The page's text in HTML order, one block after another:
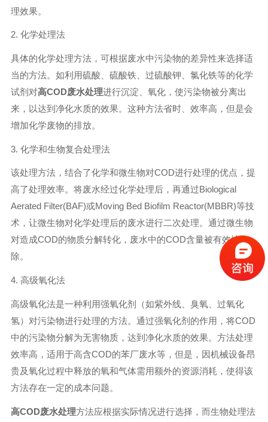
理效果。
2. 化学处理法
具体的化学处理方法，可根据废水中污染物的差异性来选择适
当的方法。如利用硫酸、硫酸铁、过硫酸钾、氯化铁等的化学
试剂对高COD废水处理进行沉淀、氧化，使污染物被分离出
来，以达到净化水质的效果。这种方法省时、效率高，但是会
增加化学废物的排放。
3. 化学和生物复合处理法
该处理方法，结合了化学和微生物对COD进行处理的优点，提
高了处理效率。将废水经过化学处理后，再通过Biological
Aerated Filter(BAF)或Moving Bed Biofilm Reactor(MBBR)等技
术，让微生物对化学处理后的废水进行二次处理。通过微生物
对造成COD的物质分解转化，废水中的COD含量被有效地去
除。
4. 高级氧化法
高级氧化法是一种利用强氧化剂（如紫外线、臭氧、过氧化
氢）对污染物进行处理的方法。通过强氧化剂的作用，将COD
中的污染物分解为无害物质，达到净化水质的效果。方法处理
效率高，适用于高含COD的苯厂废水等，但是，因机械设备昂
贵及氧化过程中释放的氧和气体需用额外的资源消耗，使得该
方法存在一定的成本问题。
高COD废水处理方法应根据实际情况进行选择，而生物处理法